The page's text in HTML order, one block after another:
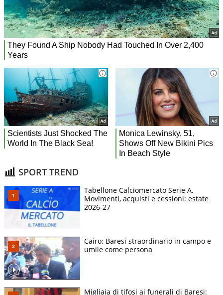
SPORT TREND
Tabellone Calciomercato Serie A.
Movimenti, acquisti e cessioni: estate
2026-27
Cairo: Baresi straordinario in campo e
umile come persona
Migliaia di tifosi ai funerali di Baresi: